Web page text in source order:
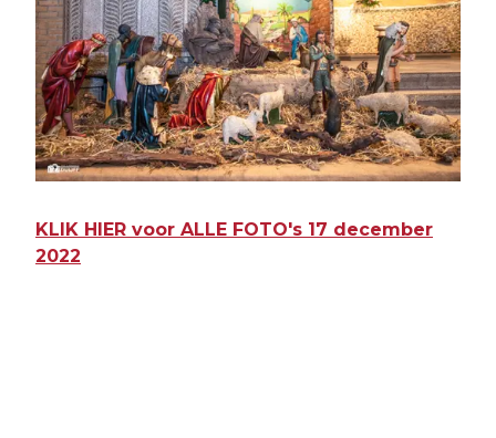
KLIK HIER voor ALLE FOTO's 17 december
2022